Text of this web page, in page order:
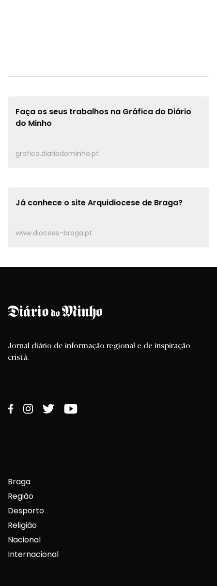
Faça os seus trabalhos na Gráfica do Diário
do Minho
grafica.diariodominho.pt
Já conhece o siteArquidiocese de Braga?
www.diocese-braga.pt
Jornal diário de informação regional e de inspiração
cristã.
Braga
Região
Desporto
Religião
Nacional
Internacional